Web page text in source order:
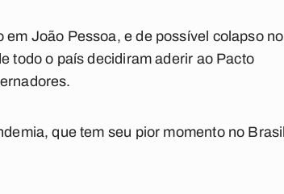
João Pessoa, e de possível colapso no
todo o país decidiram aderir ao Pacto
que tem seu pior momento no Brasil